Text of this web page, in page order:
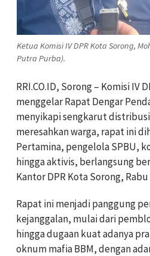
Ketua Komisi IV DPR Kota Sorong,
Putra Purba).
RRI.CO.ID, Sorong – Komisi IV
menggelar Rapat Dengar
menyikapi sengkarut
meresahkan warga, rapat ini
Pertamina, pengelola SPBU,
hingga aktivis, berlangsung
Kantor DPR Kota Sorong, Rabu
Rapat ini menjadi panggung
kejanggalan, mulai dari
hingga dugaan kuat adanya
oknum mafia BBM, dengan